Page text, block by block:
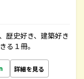
歴史好き、建築好き
る１冊。
詳細を見る